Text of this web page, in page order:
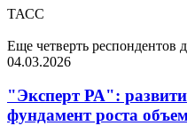
ТАСС
Еще четверть респондентов
04.03.2026
"Эксперт РА":
фундамент роста